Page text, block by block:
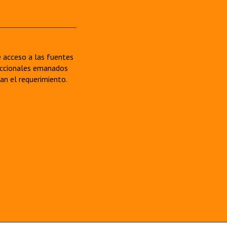
acceso a las fuentes
emanados
el requerimiento.